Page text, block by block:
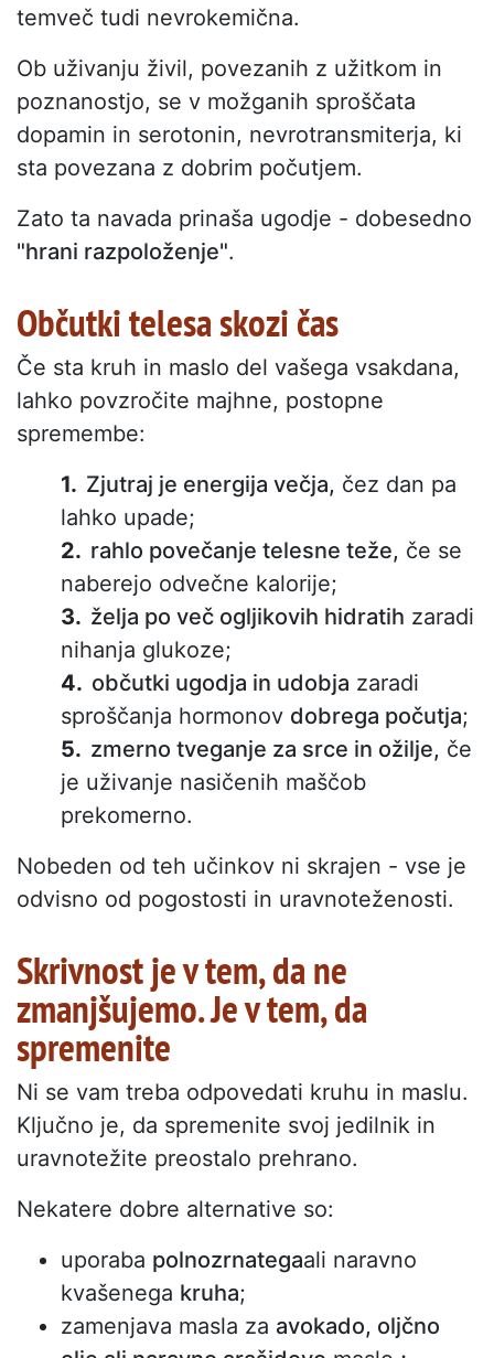
temveč tudi nevrokemična.
Ob uživanju živil, povezanih z užitkom in
poznanostjo, se v možganih sproščata
dopamin in serotonin, nevrotransmiterja, ki
sta povezana z dobrim počutjem.
Zato ta navada prinaša ugodje - dobesedno
"hrani razpoloženje".
Občutki telesa skozi čas
Če sta kruh in maslo del vašega vsakdana,
lahko povzročite majhne, postopne
spremembe:
Zjutraj je energija večja, čez dan pa
lahko upade;
rahlo povečanje telesne teže, če se
naberejo odvečne kalorije;
želja po več ogljikovih hidratih zaradi
nihanja glukoze;
občutki ugodja in udobja zaradi
sproščanja hormonov dobrega počutja;
zmerno tveganje za srce in ožilje, če
je uživanje nasičenih maščob
prekomerno.
Nobeden od teh učinkov ni skrajen - vse je
odvisno od pogostosti in uravnoteženosti.
Skrivnost je v tem, da ne
zmanjšujemo. Je v tem, da
spremenite
Ni se vam treba odpovedati kruhu in maslu.
Ključno je, da spremenite svoj jedilnik in
uravnotežite preostalo prehrano.
Nekatere dobre alternative so:
uporaba polnozrnategaali naravno
kvašenega kruha;
zamenjava masla za avokado, oljčno